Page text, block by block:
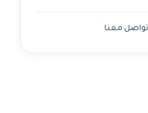
تواصل معنا